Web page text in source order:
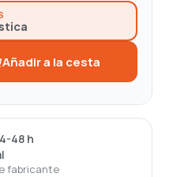
Añadir a la cesta
48 h
fabricante